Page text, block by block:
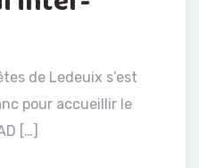
de Ledeuix s’est
pour accueillir le
[…]